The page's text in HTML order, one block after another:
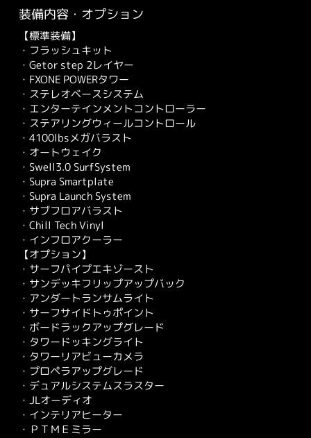
装備内容・オプション
【標準装備】
・フラッシュキット
・Getor step 2レイヤー
・FXONE POWERタワー
・ステレオベースシステム
・エンターテインメントコントローラー
・ステアリングウィールコントロール
・4100lbsメガバラスト
・オートウェイク
・Swell3.0 SurfSystem
・Supra Smartplate
・Supra Launch System
・サブフロアバラスト
・Chill Tech Vinyl
・インフロアクーラー
【オプション】
・サーフパイプエキゾースト
・サンデッキフリップアップバック
・アンダートランサムライト
・サーフサイドトゥポイント
・ボードラックアップグレード
・タワードッキングライト
・タワーリアビューカメラ
・プロペラアップグレード
・デュアルシステムスラスター
・JLオーディオ
・インテリアヒーター
・ＰＴＭＥミラー